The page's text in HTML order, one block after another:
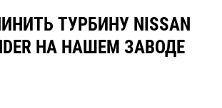
ТУРБИНУ NISSAN
НА НАШЕМ ЗАВОДЕ